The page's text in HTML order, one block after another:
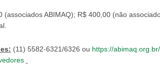
(associados ABIMAQ); R$ 400,00 (não
(11) 5582-6321/6326 ou https://